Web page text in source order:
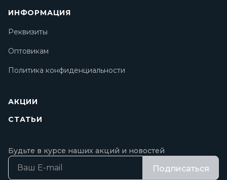
ИНФОРМАЦИЯ
Реквизиты
Оптовикам
Политика конфиденциальности
АКЦИИ
СТАТЬИ
Будьте в курсе наших акций и новостей
Подписаться